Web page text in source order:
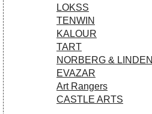
LOKSS
TENWIN
KALOUR
TART
NORBERG & LINDEN
EVAZAR
Art Rangers
CASTLE ARTS